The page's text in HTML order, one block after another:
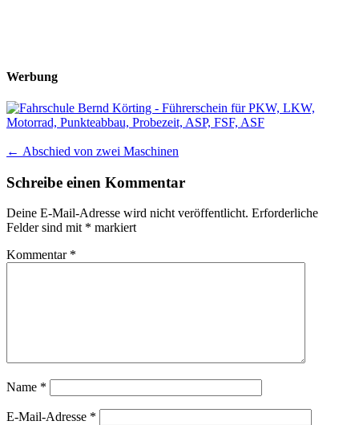
Werbung
Post
navigation
← Abschied von zwei Maschinen
Schreibe einen Kommentar
Deine E-Mail-Adresse wird nicht veröffentlicht. Erforderliche
Felder sind mit * markiert
Kommentar *
Name *
E-Mail-Adresse *